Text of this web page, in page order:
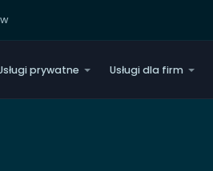
prywatne Usługi dla firm